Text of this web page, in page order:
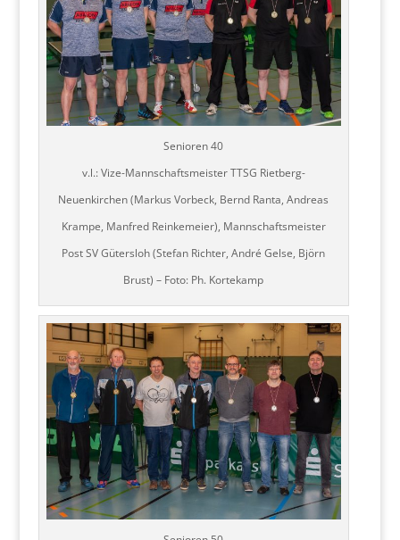
Senioren 40
v.l.: Vize-Mannschaftsmeister TTSG Rietberg-
Neuenkirchen (Markus Vorbeck, Bernd Ranta, Andreas
Krampe, Manfred Reinkemeier), Mannschaftsmeister
Post SV Gütersloh (Stefan Richter, André Gelse, Björn
Brust) – Foto: Ph. Kortekamp